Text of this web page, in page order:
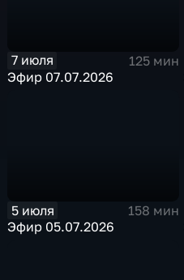
7 июля
125 мин
Эфир 07.07.2026
5 июля
158 мин
Эфир 05.07.2026